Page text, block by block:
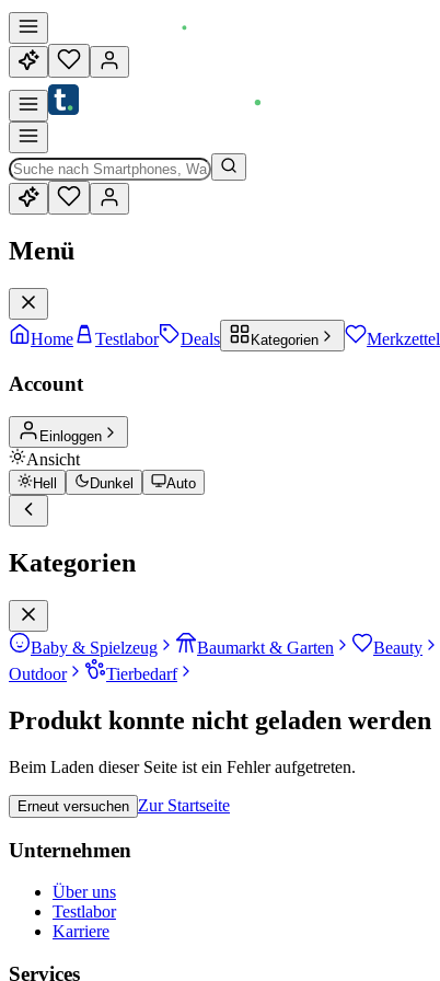
Menü
Home Testlabor Deals Kategorien Merkzettel
Account
Einloggen
Ansicht
Hell Dunkel Auto
Kategorien
Baby & Spielzeug Baumarkt & Garten Beauty
Outdoor
Tierbedarf
Produkt konnte nicht geladen werden
Beim Laden dieser Seite ist ein Fehler aufgetreten.
Erneut versuchen Zur Startseite
Unternehmen
Über uns
Testlabor
Karriere
Services